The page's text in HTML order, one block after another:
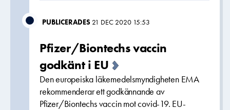
PUBLICERADES 21 DEC 2020 15:53
Pfizer/Biontechs vaccin
godkänt i EU
Den europeiska läkemedelsmyndigheten EMA
rekommenderar ett godkännande av
Pfizer/Biontechs vaccin mot covid-19. EU-